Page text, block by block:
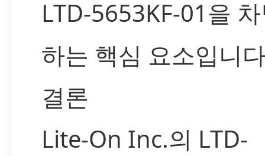
LTD-5653KF-01을
하는 핵심 요소입니
결론
Lite-On Inc.의 LTD-